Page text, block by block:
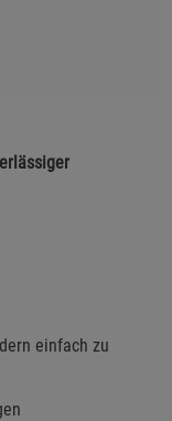
einfach zu